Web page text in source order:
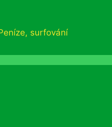
, surfování